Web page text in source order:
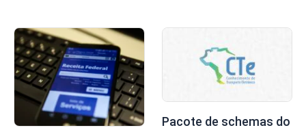
Pacote de schemas do